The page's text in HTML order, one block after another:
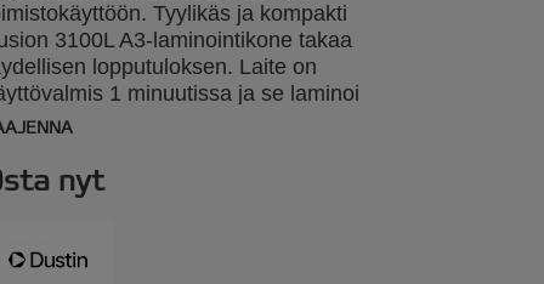
Tyylikäs ja kompakti
3100L A3-laminointikone takaa
lopputuloksen. Laite on
1 minuutissa ja se laminoi
arkin 20 sekunnissa. Vihreä valo ja
taskun syöttökaukalo ja
varmistavat tasaisen
2 vuoden takuu.
nyt